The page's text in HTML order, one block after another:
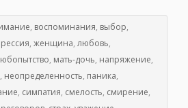
, воспоминания, выбор,
, женщина, любовь,
, мать-дочь, напряжение,
, неопределенность, паника,
, симпатия, смелость, смирение,